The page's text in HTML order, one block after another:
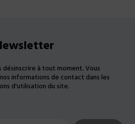
désinscrire à tout moment. Vous
informations de contact dans les
d'utilisation du site.